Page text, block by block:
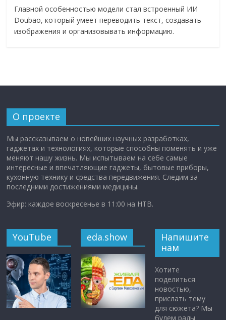
Главной особенностью модели стал встроенный ИИ
Doubao, который умеет переводить текст, создавать
изображения и организовывать информацию.
О проекте
Мы рассказываем о новейших научных разработках,
гаджетах и технологиях, которые способны поменять и уже
меняют нашу жизнь. Мы испытываем на себе самые
интересные и впечатляющие гаджеты, бытовые приборы,
кухонную технику и средства передвижения. Следим за
последними достижениями медицины.
Эфир: каждое воскресенье в 11:00 на НТВ.
YouTube eda.show
Напишите
нам
Хотите
поделиться
новостью,
прислать тему
для сюжета? Мы
будем рады